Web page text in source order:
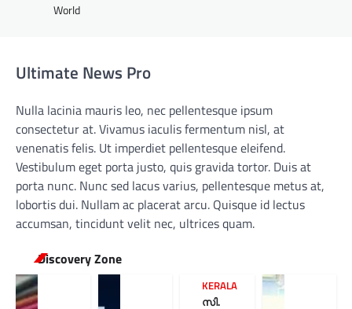
World
Ultimate News Pro
Nulla lacinia mauris leo, nec pellentesque ipsum
consectetur at. Vivamus iaculis fermentum nisl, at
venenatis felis. Ut imperdiet pellentesque eleifend.
Vestibulum eget porta justo, quis gravida tortor. Duis at
porta nunc. Nunc sed lacus varius, pellentesque metus at,
lobortis dui. Nullam ac placerat arcu. Quisque id lectus
accumsan, tincidunt velit nec, ultrices quam.
Discovery Zone
KERALA
സി.